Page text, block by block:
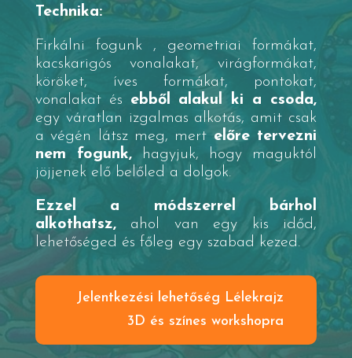
Technika:
Firkálni fogunk , geometriai formákat,
kacskarigós vonalakat, virágformákat,
köröket, íves formákat, pontokat,
vonalakat és ebből alakul ki a csoda,
egy váratlan izgalmas alkotás, amit csak
a végén látsz meg, mert előre tervezni
nem fogunk,hagyjuk, hogy maguktól
jöjjenek elő belőled a dolgok.
Ezzel a módszerrel bárhol
alkothatsz,ahol van egy kis időd,
lehetőséged és főleg egy szabad kezed.
Jelentkezési lehetőség Lélekrajz
3D és színes workshopra